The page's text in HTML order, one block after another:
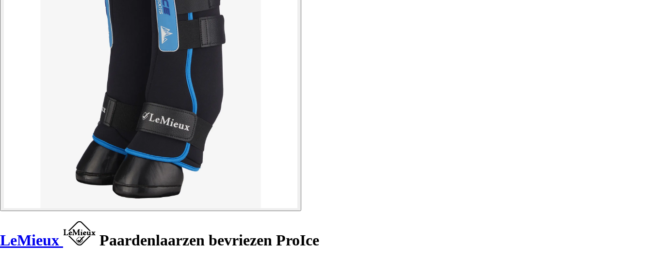
LeMieux Paardenlaarzen bevriezen ProIce